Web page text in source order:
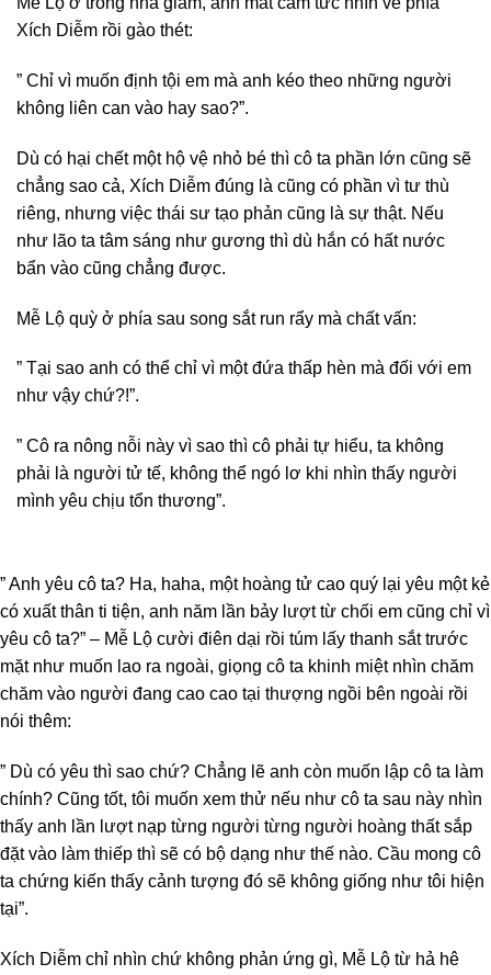
Xích Diễm rồi gào thét:
” Chỉ vì muốn định tội em mà anh kéo theo những người
không liên can vào hay sao?”.
Dù có hại chết một hộ vệ nhỏ bé thì cô ta phần lớn cũng sẽ
chẳng sao cả, Xích Diễm đúng là cũng có phần vì tư thù
riêng, nhưng việc thái sư tạo phản cũng là sự thật. Nếu
như lão ta tâm sáng như gương thì dù hắn có hất nước
bẩn vào cũng chẳng được.
Mễ Lộ quỳ ở phía sau song sắt run rẩy mà chất vấn:
” Tại sao anh có thể chỉ vì một đứa thấp hèn mà đối với em
như vậy chứ?!”.
” Cô ra nông nỗi này vì sao thì cô phải tự hiểu, ta không
phải là người tử tế, không thể ngó lơ khi nhìn thấy người
mình yêu chịu tổn thương”.
” Anh yêu cô ta? Ha, haha, một hoàng tử cao quý lại yêu một kẻ
có xuất thân ti tiện, anh năm lần bảy lượt từ chối em cũng chỉ vì
yêu cô ta?” – Mễ Lộ cười điên dại rồi túm lấy thanh sắt trước
mặt như muốn lao ra ngoài, giọng cô ta khinh miệt nhìn chăm
chăm vào người đang cao cao tại thượng ngồi bên ngoài rồi
nói thêm:
” Dù có yêu thì sao chứ? Chẳng lẽ anh còn muốn lập cô ta làm
chính? Cũng tốt, tôi muốn xem thử nếu như cô ta sau này nhìn
thấy anh lần lượt nạp từng người từng người hoàng thất sắp
đặt vào làm thiếp thì sẽ có bộ dạng như thế nào. Cầu mong cô
ta chứng kiến thấy cảnh tượng đó sẽ không giống như tôi hiện
tại”.
Xích Diễm chỉ nhìn chứ không phản ứng gì, Mễ Lộ từ hả hê